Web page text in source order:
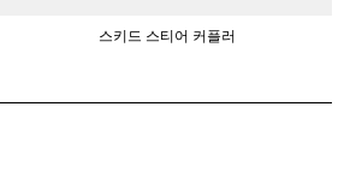
스키드 스티어 커플러